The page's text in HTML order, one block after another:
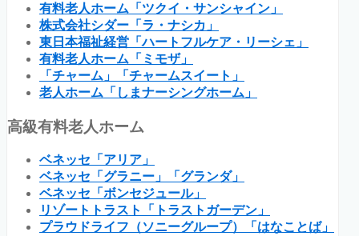
有料老人ホーム「ツクイ・サンシャイン」
株式会社シダー「ラ・ナシカ」
東日本福祉経営「ハートフルケア・リーシェ」
有料老人ホーム「ミモザ」
「チャーム」「チャームスイート」
老人ホーム「しまナーシングホーム」
高級有料老人ホーム
ベネッセ「アリア」
ベネッセ「グラニー」「グランダ」
ベネッセ「ボンセジュール」
リゾートトラスト「トラストガーデン」
プラウドライフ（ソニーグループ）「はなことば」